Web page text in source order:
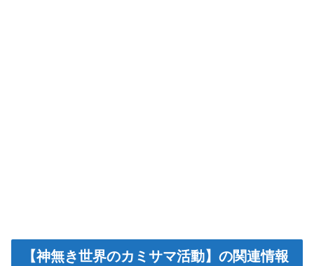
【神無き世界のカミサマ活動】の関連情報